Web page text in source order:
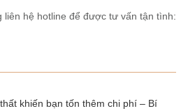
liên hệ hotline để được tư vấn tận tình:
khiến bạn tốn thêm chi phí – Bí